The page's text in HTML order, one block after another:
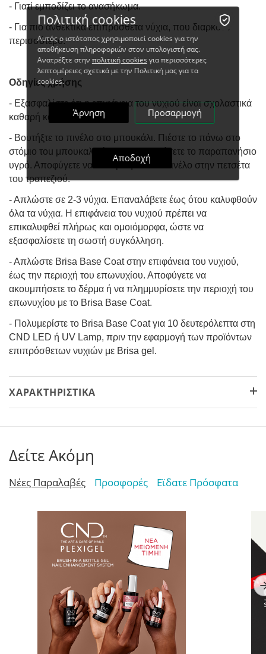
- Γιατί εμποδίζει το ανασήκωμα.
- Για πιο ανθεκτικά επιπρόσθετα νύχια, που διαρκούν
περισσότερο.
Οδηγίες χρήσης
- Εξασφαλίστε ότι η επιφάνεια του νυχιού είναι σχολαστικά
καθαρή και προετοιμασμένη.
- Βουτήξτε το πινέλο στο μπουκάλι. Πιέστε το πάνω στο
στόμιο τοu μπουκαλιού, για να αφαιρέσετε το παραπανήσιο
υγρό. Αποφύγετε να ακουμπήσετε το πινέλο στην πετσέτα
του τραπεζιού.
- Απλώστε σε 2-3 νύχια. Επαναλάβετε έως ότου καλυφθούν
όλα τα νύχια. Η επιφάνεια του νυχιού πρέπει να
επικαλυφθεί πλήρως και ομοιόμορφα, ώστε να
εξασφαλίσετε τη σωστή συγκόλληση.
- Απλώστε Brisa Base Coat στην επιφάνεια του νυχιού,
έως την περιοχή του επωνυχίου. Αποφύγετε να
ακουμπήσετε το δέρμα ή να πλημμυρίσετε την περιοχή του
επωνυχίου με το Brisa Base Coat.
- Πολυμερίστε το Brisa Base Coat για 10 δευτερόλεπτα στη
CND LED ή UV Lamp, πριν την εφαρμογή των προϊόντων
επιπρόσθετων νυχιών με Brisa gel.
ΧΑΡΑΚΤΗΡΙΣΤΙΚΆ
Δείτε Ακόμη
Νέες Παραλαβές Προσφορές Εϊδατε Πρόσφατα
TOP Nails
AcryLiquid+ Sculpting
Πολιτική cookies
Αυτός ο ιστότοπος χρησιμοποιεί cookies για την
αποθήκευση πληροφοριών στον υπολογιστή σας.
Ανατρέξτε στην πολιτική cookiesγια περισσότερες
λεπτομέρειες σχετικά με την Πολιτική μας για τα
cookies.
Άρνηση Προσαρμογή
Αποδοχή